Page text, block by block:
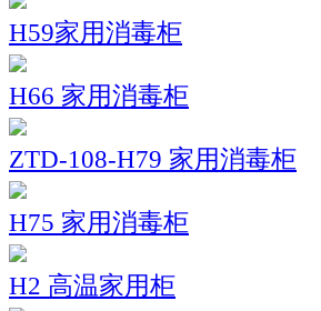
H59家用消毒柜
H66 家用消毒柜
ZTD-108-H79 家用消毒柜
H75 家用消毒柜
H2 高温家用柜